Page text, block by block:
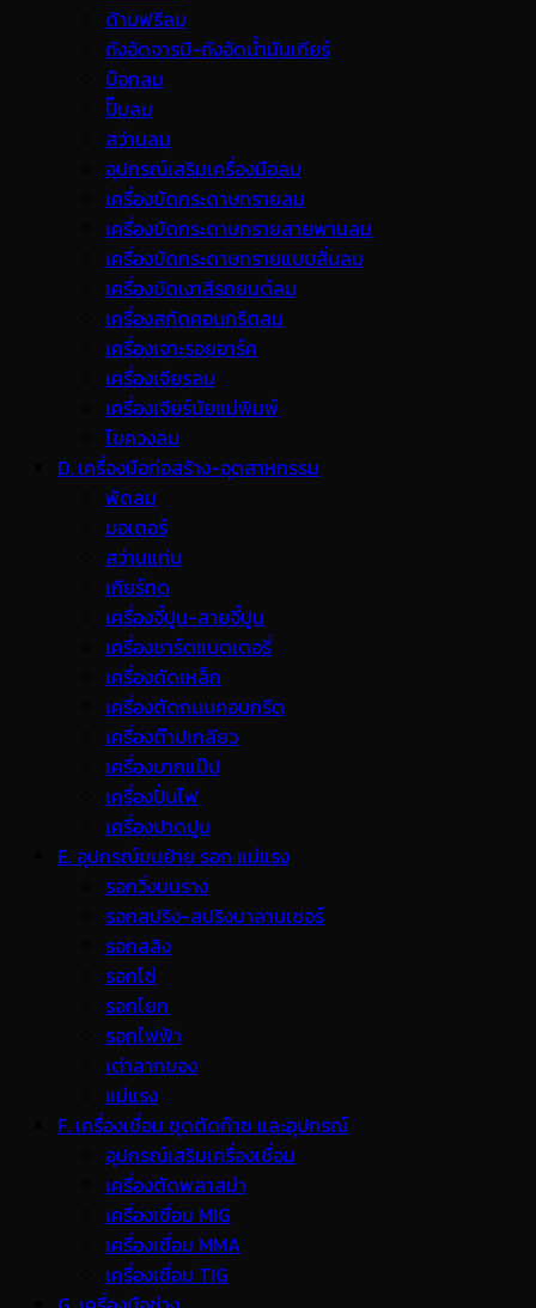
ด้ามฟรีลม
ถังอัดจารบี-ถังอัดน้ำมันเกียร์
บ๊อกลม
ปั๊มลม
สว่านลม
อุปกรณ์เสริมเครื่องมือลม
เครื่องขัดกระดาษทรายลม
เครื่องขัดกระดาษทรายสายพานลม
เครื่องขัดกระดาษทรายแบบสั่นลม
เครื่องขัดเงาสีรถยนต์ลม
เครื่องสกัดคอนกรีตลม
เครื่องเจาะรอยอาร์ค
เครื่องเจียรลม
เครื่องเจียร์นัยแม่พิมพ์
ไขควงลม
D. เครื่องมือก่อสร้าง-อุตสาหกรรม
พ้ดลม
มอเตอร์
สว่านแท่น
เกียร์ทด
เครื่องจี้ปูน-สายจี้ปูน
เครื่องชาร์ตแบตเตอรี่
เครื่องดัดเหล็ก
เครื่องตัดถนนคอนกรีต
เครื่องต๊าปเกลียว
เครื่องบากแป๊ป
เครื่องปั่นไฟ
เครื่องปาดปูน
E. อุปกรณ์ขนย้าย รอก แม่แรง
รอกวิ่งบนราง
รอกสปริง-สปริงบาลานเซอร์
รอกสลิง
รอกโซ่
รอกโยก
รอกไฟฟ้า
เต่าลากของ
แม่แรง
F. เครื่องเชื่อม ชุดตัดก๊าซ และอุปกรณ์
อุปกรณ์เสริมเครื่องเชื่อม
เครื่องตัดพลาสม่า
เครื่องเชื่อม MIG
เครื่องเชื่อม MMA
เครื่องเชื่อม TIG